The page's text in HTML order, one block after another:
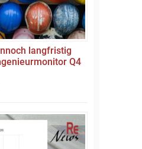
langfristig
Q4